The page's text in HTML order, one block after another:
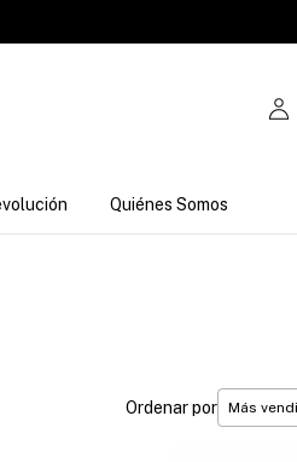
Quiénes Somos
Ordenar por